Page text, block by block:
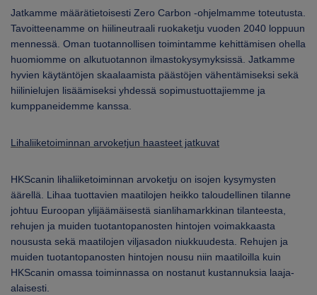
Jatkamme määrätietoisesti Zero Carbon -ohjelmamme toteutusta.
Tavoitteenamme on hiilineutraali ruokaketju vuoden 2040 loppuun
mennessä. Oman tuotannollisen toimintamme kehittämisen ohella
huomiomme on alkutuotannon ilmastokysymyksissä. Jatkamme
hyvien käytäntöjen skaalaamista päästöjen vähentämiseksi sekä
hiilinielujen lisäämiseksi yhdessä sopimustuottajiemme ja
kumppaneidemme kanssa.
Lihaliiketoiminnan arvoketjun haasteet jatkuvat
HKScanin lihaliiketoiminnan arvoketju on isojen kysymysten
äärellä. Lihaa tuottavien maatilojen heikko taloudellinen tilanne
johtuu Euroopan ylijäämäisestä sianlihamarkkinan tilanteesta,
rehujen ja muiden tuotantopanosten hintojen voimakkaasta
noususta sekä maatilojen viljasadon niukkuudesta. Rehujen ja
muiden tuotantopanosten hintojen nousu niin maatiloilla kuin
HKScanin omassa toiminnassa on nostanut kustannuksia laaja-
alaisesti.